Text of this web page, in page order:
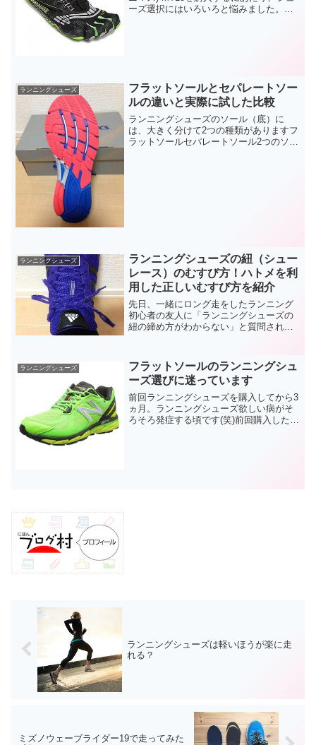
ーズ選択にはいろいろと悩みました。目
ランニングシューズ
フラットソールとセパレートソー
ルの違いと実際に試した比較
ランニングシューズのソール（底）に
は、大きく分けて2つの種類がありますフ
ラットソールセパレートソール2つのソー
ランニングシューズ
ランニングシューズの紐（シュー
レース）のむすび方！ハトメを利
用した正しいむすび方を紹介
先日、一緒にロング走をしたランニング
初心者の友人に「ランニングシューズの
紐の締め方がわからない」と質問されま
ならそれが正解です。とはいえ、ラン初
心者にとっては「どう結べ...
ランニングシューズ
フラットソールのランニングシュ
ーズ選びに迷っています
前回ランニングシューズを購入してから3
ヵ月。ランニングシューズ欲しい病がそ
ろそろ発症する頃です(笑)前回購入したラ
ランニングシューズは軽いほうが楽に走
れる？
ミズノウェーブライダー19で走ってみた